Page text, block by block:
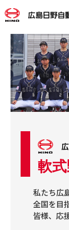
軟
私たち広
全国を目
皆様、応